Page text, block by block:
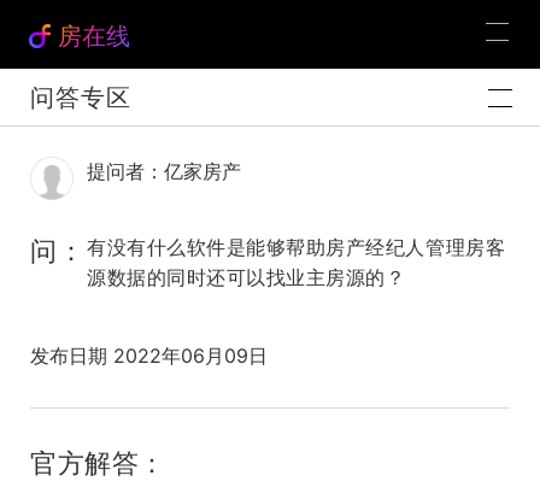
房在线
问答专区
提问者：亿家房产
问： 有没有什么软件是能够帮助房产经纪人管理房客
源数据的同时还可以找业主房源的？
发布日期 2022年06月09日
官方解答：